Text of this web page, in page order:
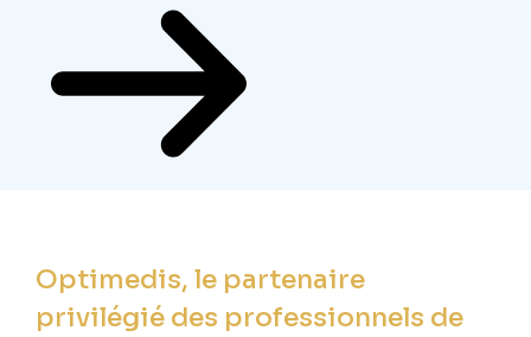
Optimedis, le partenaire
privilégié des professionnels de